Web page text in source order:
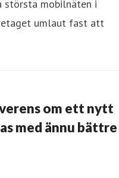
mobilnäten i
umlaut fast att
om ett nytt
med ännu bättre